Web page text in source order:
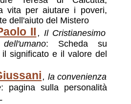
vita per aiutare i poveri,
dell'aiuto del Mistero
II , Il Cristianesimo
: Scheda su
significato e il valore del
, la convenienza
: pagina sulla personalità